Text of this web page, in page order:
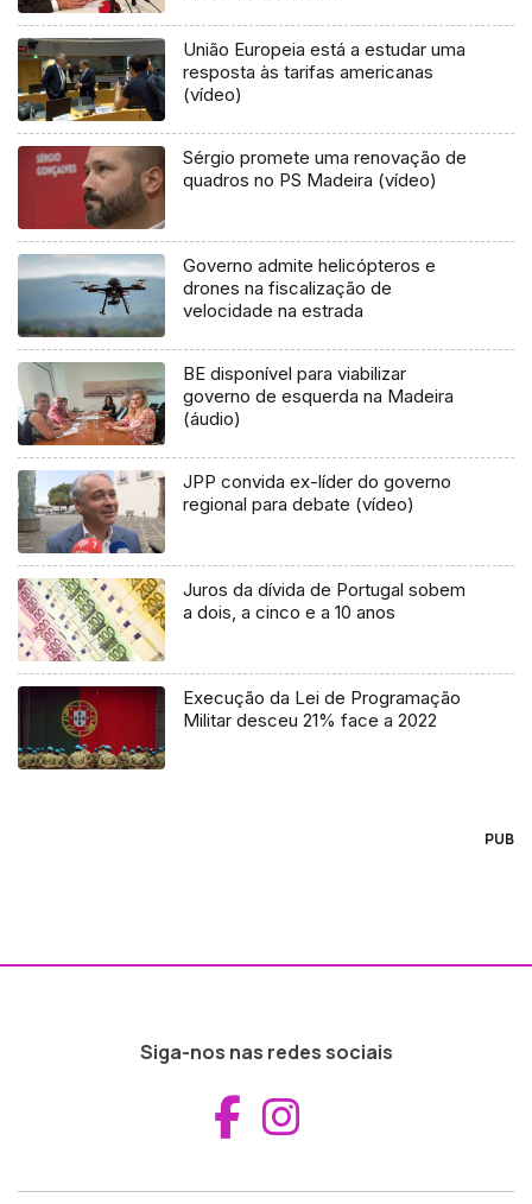
União Europeia está a estudar uma
resposta às tarifas americanas
(vídeo)
Sérgio promete uma renovação de
quadros no PS Madeira (vídeo)
Governo admite helicópteros e
drones na fiscalização de
velocidade na estrada
BE disponível para viabilizar
governo de esquerda na Madeira
(áudio)
JPP convida ex-líder do governo
regional para debate (vídeo)
Juros da dívida de Portugal sobem
a dois, a cinco e a 10 anos
Execução da Lei de Programação
Militar desceu 21% face a 2022
PUB
Siga-nos nas redes sociais
Aceder ao